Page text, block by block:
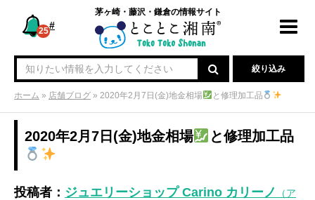
#
25
茅ヶ崎・藤沢・鎌倉の情報サイト
絞り込み
ホーム » 店舗ブログ » 2020年2月7日(金)地金相場 と修理加工品
2020年2月7日(金)地金相場 と修理加工品
投稿者： ジュエリーショップ Carino カリーノ
（ア